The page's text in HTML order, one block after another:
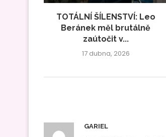
TOTÁLNÍ ŠÍLENSTVÍ: Leo
Beránek měl brutálně
zaútočit v...
17 dubna, 2026
GARIEL